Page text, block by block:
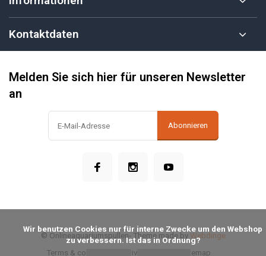
Kontaktdaten
Melden Sie sich hier für unseren Newsletter
an
Abonnieren
Terms & conditions Privacy Policy Sitemap
© Onlineaquariumspullen- Theme made by Webdinge
zu verbessern. Ist das in Ordnung?